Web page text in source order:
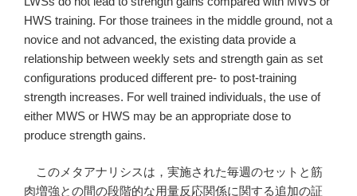
HWS training. For those trainees in the middle ground, not a
novice and not advanced, the existing data provide a
relationship between weekly sets and strength gain as set
configurations produced different pre- to post-training
strength increases. For well trained individuals, the use of
either MWS or HWS may be an appropriate dose to
produce strength gains.
このメタアナリシスは，実施された毎週のセットと筋
肉増強との間の段階的な用量反応関係に関する追加の証